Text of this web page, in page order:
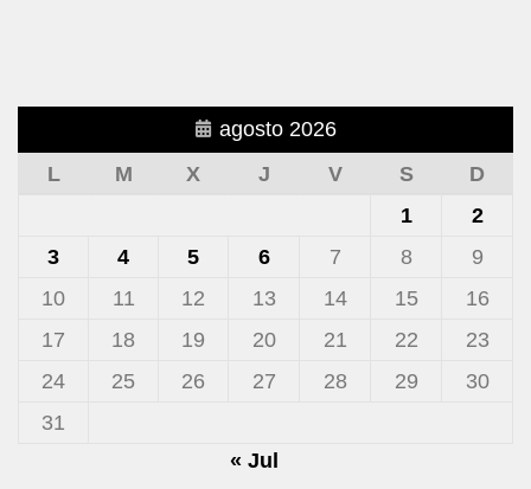
agosto 2026
L
M X J V S
D
1
2
3
4 5 6 7 8
9
10
11 12 13 14 15
16
17
18 19 20 21 22
23
24
25 26 27 28 29
30
31
« Jul